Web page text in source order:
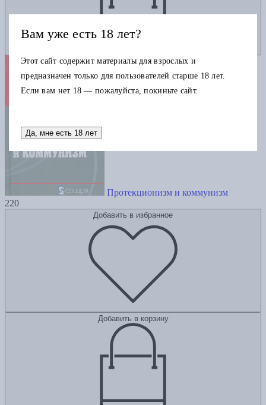
Протекционизм и коммунизм
220
Добавить в избранное
Добавить в корзину
Вам уже есть 18 лет?
Этот сайт содержит материалы для взрослых и
предназначен только для пользователей старше 18 лет.
Если вам нет 18 — пожалуйста, покиньте сайт.
Да, мне есть 18 лет